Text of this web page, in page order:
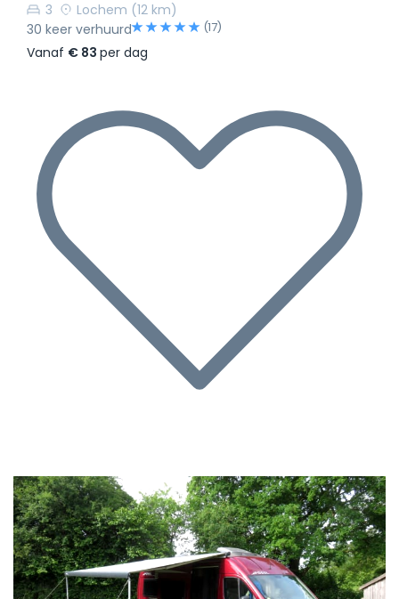
3
Lochem (12 km)
30 keer verhuurd
(17)
Vanaf € 83 per dag